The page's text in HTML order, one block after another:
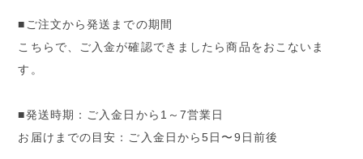
■ご注文から発送までの期間
こちらで、ご入金が確認できましたら商品をおこないま
す。
■発送時期：ご入金日から1～7営業日
お届けまでの目安：ご入金日から5日〜9日前後